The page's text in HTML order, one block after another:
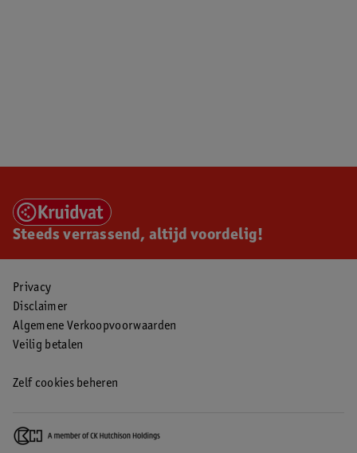
Steeds verrassend, altijd voordelig!
Privacy
Disclaimer
Algemene Verkoopvoorwaarden
Veilig betalen
Zelf cookies beheren